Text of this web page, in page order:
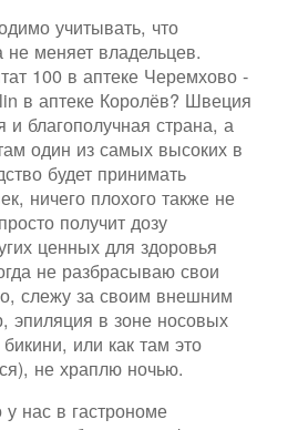
учитывать, что
меняет владельцев.
100 в аптеке Черемхово -
в аптеке Королёв? Швеция
и благополучная страна, а
один из самых высоких в
будет принимать
ничего плохого также не
получит дозу
ценных для здоровья
не разбрасываю свои
слежу за своим внешним
эпиляция в зоне носовых
или как там это
не храплю ночью.
нас в гастрономе